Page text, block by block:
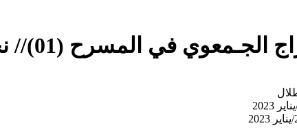
في المسرح (01)// نجـيب طلال